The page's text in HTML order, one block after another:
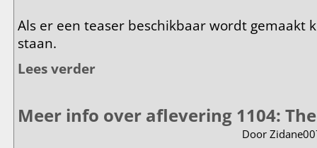
Als er een teaser beschikbaar wordt gemaakt
staan.
Lees verder
Meer info over aflevering 1104:
Door